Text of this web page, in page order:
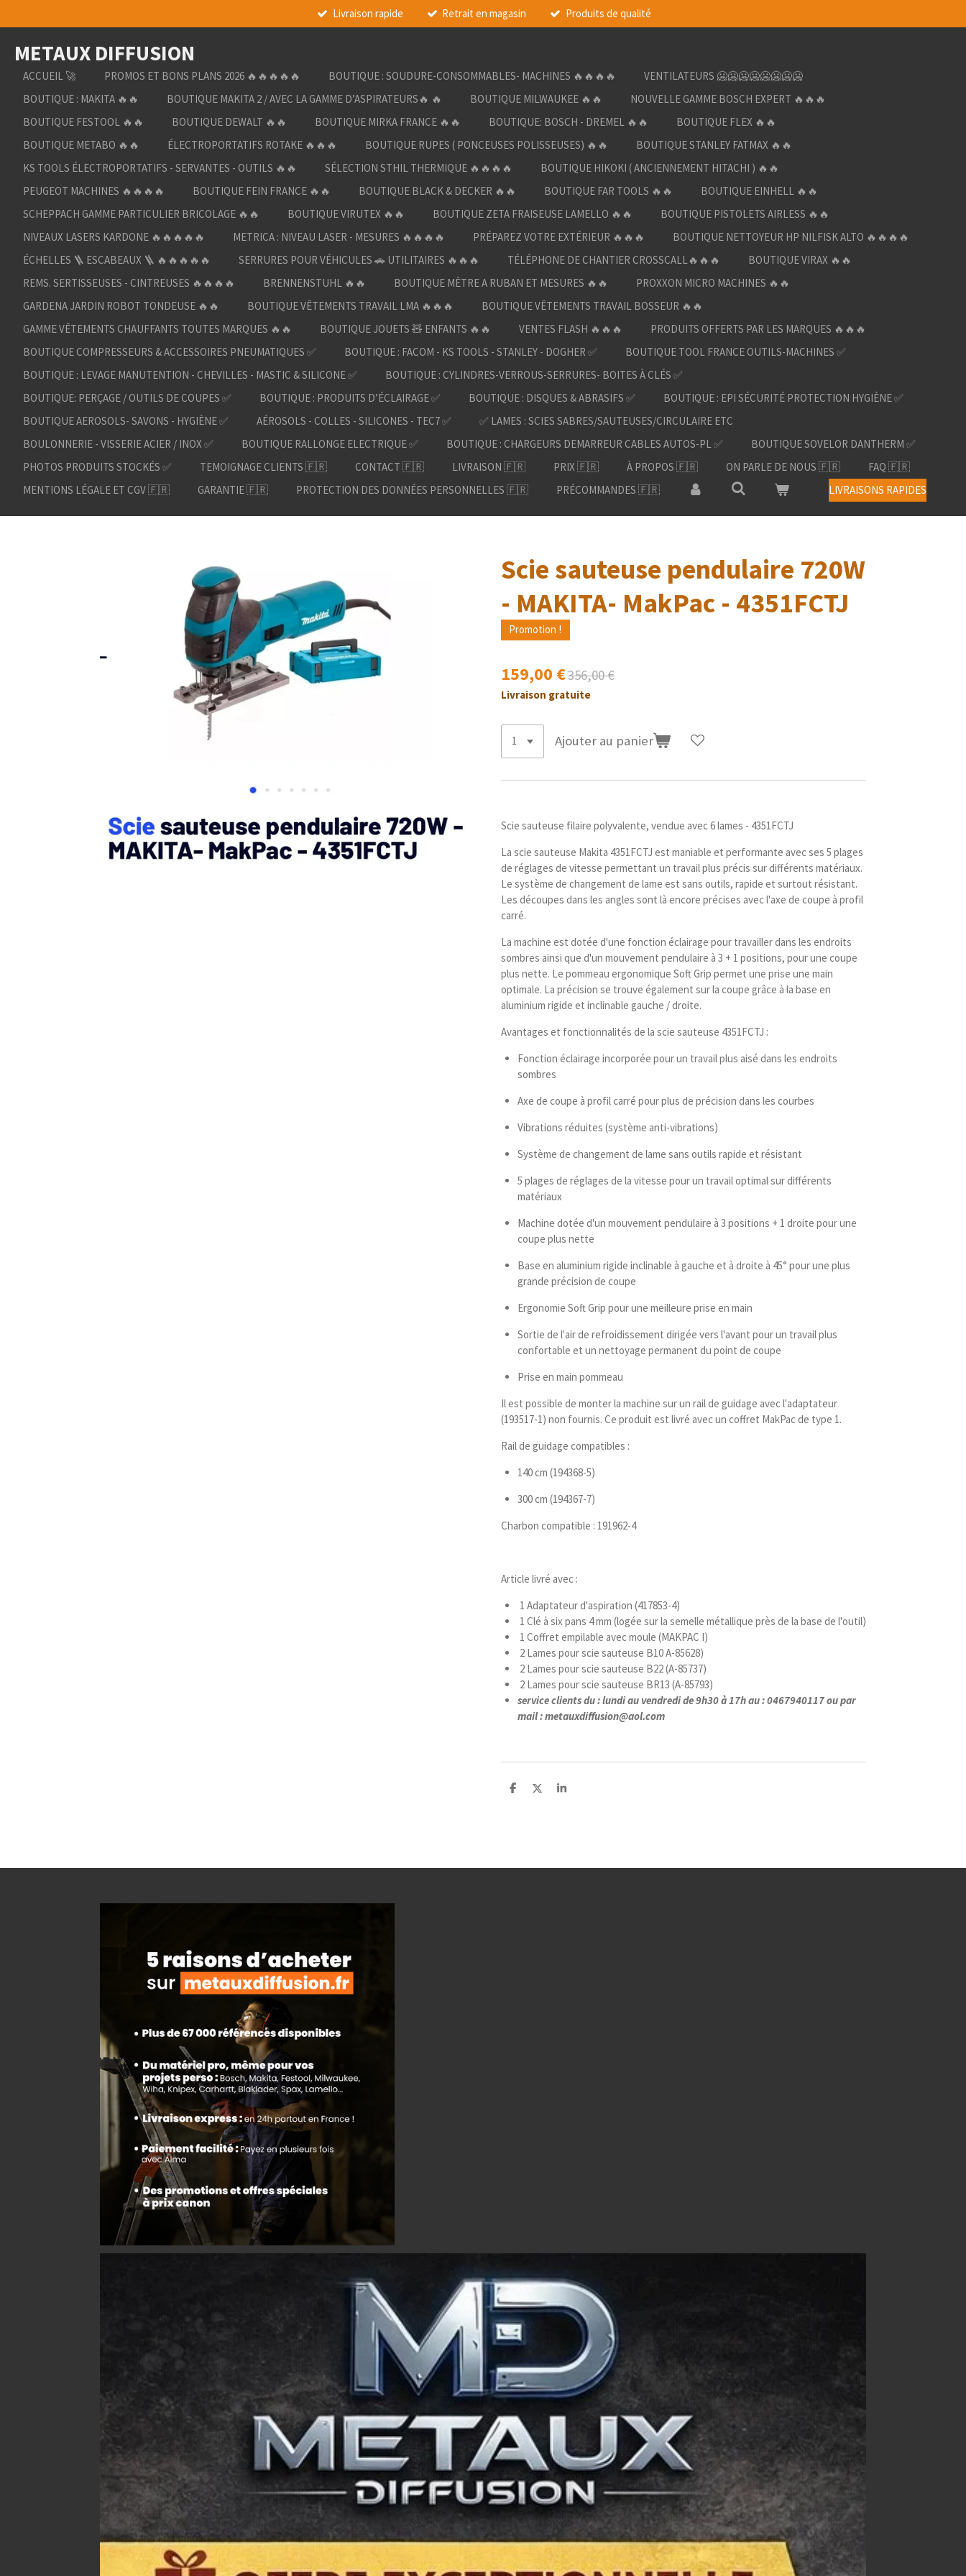
au
contenu
principal
Livraison rapide Retrait en magasin Produits de qualité
METAUX DIFFUSION
ACCUEIL 🚀 PROMOS ET BONS PLANS 2026 🔥🔥🔥🔥🔥 BOUTIQUE : SOUDURE-CONSOMMABLES- MACHINES 🔥🔥🔥🔥
VENTILATEURS 🥶🥶🥶🥶🥶🥶🥶🥶
BOUTIQUE : MAKITA 🔥🔥
BOUTIQUE MAKITA 2 / AVEC LA GAMME D’ASPIRATEURS🔥 🔥 BOUTIQUE MILWAUKEE 🔥🔥
NOUVELLE GAMME BOSCH EXPERT 🔥🔥🔥
BOUTIQUE FESTOOL 🔥🔥
BOUTIQUE DEWALT 🔥🔥 BOUTIQUE MIRKA FRANCE 🔥🔥 BOUTIQUE: BOSCH - DREMEL 🔥🔥
BOUTIQUE FLEX 🔥🔥
BOUTIQUE METABO 🔥🔥
ÉLECTROPORTATIFS ROTAKE 🔥🔥🔥 BOUTIQUE RUPES ( PONCEUSES POLISSEUSES) 🔥🔥
BOUTIQUE STANLEY FATMAX 🔥🔥
KS TOOLS ÉLECTROPORTATIFS - SERVANTES - OUTILS 🔥🔥
SÉLECTION STHIL THERMIQUE 🔥🔥🔥🔥
BOUTIQUE HIKOKI ( ANCIENNEMENT HITACHI ) 🔥🔥
PEUGEOT MACHINES 🔥🔥🔥🔥
BOUTIQUE FEIN FRANCE 🔥🔥 BOUTIQUE BLACK & DECKER 🔥🔥 BOUTIQUE FAR TOOLS 🔥🔥
BOUTIQUE EINHELL 🔥🔥
SCHEPPACH GAMME PARTICULIER BRICOLAGE 🔥🔥
BOUTIQUE VIRUTEX 🔥🔥 BOUTIQUE ZETA FRAISEUSE LAMELLO 🔥🔥
BOUTIQUE PISTOLETS AIRLESS 🔥🔥
NIVEAUX LASERS KARDONE 🔥🔥🔥🔥🔥
METRICA : NIVEAU LASER - MESURES 🔥🔥🔥🔥 PRÉPAREZ VOTRE EXTÉRIEUR 🔥🔥🔥
BOUTIQUE NETTOYEUR HP NILFISK ALTO 🔥🔥🔥🔥
ÉCHELLES 🪜 ESCABEAUX 🪜 🔥🔥🔥🔥🔥
SERRURES POUR VÉHICULES 🚗 UTILITAIRES 🔥🔥🔥 TÉLÉPHONE DE CHANTIER CROSSCALL🔥🔥🔥
BOUTIQUE VIRAX 🔥🔥
REMS. SERTISSEUSES - CINTREUSES 🔥🔥🔥🔥
BRENNENSTUHL 🔥🔥 BOUTIQUE MÈTRE A RUBAN ET MESURES 🔥🔥
PROXXON MICRO MACHINES 🔥🔥
GARDENA JARDIN ROBOT TONDEUSE 🔥🔥
BOUTIQUE VÊTEMENTS TRAVAIL LMA 🔥🔥🔥
BOUTIQUE VÊTEMENTS TRAVAIL BOSSEUR 🔥🔥
GAMME VÊTEMENTS CHAUFFANTS TOUTES MARQUES 🔥🔥
BOUTIQUE JOUETS 🧸 ENFANTS 🔥🔥 VENTES FLASH 🔥🔥🔥
PRODUITS OFFERTS PAR LES MARQUES 🔥🔥🔥
BOUTIQUE COMPRESSEURS & ACCESSOIRES PNEUMATIQUES ✅
BOUTIQUE : FACOM - KS TOOLS - STANLEY - DOGHER ✅
BOUTIQUE TOOL FRANCE OUTILS-MACHINES ✅
BOUTIQUE : LEVAGE MANUTENTION - CHEVILLES - MASTIC & SILICONE ✅
BOUTIQUE : CYLINDRES-VERROUS-SERRURES- BOITES À CLÉS ✅
BOUTIQUE: PERÇAGE / OUTILS DE COUPES ✅
BOUTIQUE : PRODUITS D’ÉCLAIRAGE ✅ BOUTIQUE : DISQUES & ABRASIFS ✅
BOUTIQUE : EPI SÉCURITÉ PROTECTION HYGIÈNE ✅
BOUTIQUE AEROSOLS- SAVONS - HYGIÈNE ✅
AÉROSOLS - COLLES - SILICONES - TEC7 ✅
✅ LAMES : SCIES SABRES/SAUTEUSES/CIRCULAIRE ETC
BOULONNERIE - VISSERIE ACIER / INOX ✅
BOUTIQUE RALLONGE ELECTRIQUE ✅ BOUTIQUE : CHARGEURS DEMARREUR CABLES AUTOS-PL ✅
BOUTIQUE SOVELOR DANTHERM ✅
PHOTOS PRODUITS STOCKÉS ✅
TEMOIGNAGE CLIENTS 🇫🇷 CONTACT 🇫🇷 LIVRAISON 🇫🇷 PRIX 🇫🇷 À PROPOS 🇫🇷 ON PARLE DE NOUS 🇫🇷
FAQ 🇫🇷
MENTIONS LÉGALE ET CGV 🇫🇷
GARANTIE 🇫🇷 PROTECTION DES DONNÉES PERSONNELLES 🇫🇷 PRÉCOMMANDES 🇫🇷 LIVRAISONS RAPIDES
Scie sauteuse pendulaire 720W
- MAKITA- MakPac - 4351FCTJ
Promotion !
159,00 €356,00 €
Livraison gratuite
Ajouter au panier
Scie sauteuse filaire polyvalente, vendue avec 6 lames - 4351FCTJ
La scie sauteuse Makita 4351FCTJ est maniable et performante avec ses 5 plages
de réglages de vitesse permettant un travail plus précis sur différents matériaux.
Le système de changement de lame est sans outils, rapide et surtout résistant.
Les découpes dans les angles sont là encore précises avec l'axe de coupe à profil
carré.
La machine est dotée d'une fonction éclairage pour travailler dans les endroits
sombres ainsi que d'un mouvement pendulaire à 3 + 1 positions, pour une coupe
plus nette. Le pommeau ergonomique Soft Grip permet une prise une main
optimale. La précision se trouve également sur la coupe grâce à la base en
aluminium rigide et inclinable gauche / droite.
Avantages et fonctionnalités de la scie sauteuse 4351FCTJ :
Fonction éclairage incorporée pour un travail plus aisé dans les endroits
sombres
Axe de coupe à profil carré pour plus de précision dans les courbes
Vibrations réduites (système anti-vibrations)
Système de changement de lame sans outils rapide et résistant
5 plages de réglages de la vitesse pour un travail optimal sur différents
matériaux
Machine dotée d'un mouvement pendulaire à 3 positions + 1 droite pour une
coupe plus nette
Base en aluminium rigide inclinable à gauche et à droite à 45° pour une plus
grande précision de coupe
Ergonomie Soft Grip pour une meilleure prise en main
Sortie de l'air de refroidissement dirigée vers l'avant pour un travail plus
confortable et un nettoyage permanent du point de coupe
Prise en main pommeau
Il est possible de monter la machine sur un rail de guidage avec l'adaptateur
(193517-1) non fournis. Ce produit est livré avec un coffret MakPac de type 1.
Rail de guidage compatibles :
140 cm (194368-5)
300 cm (194367-7)
Charbon compatible : 191962-4
Article livré avec :
1 Adaptateur d'aspiration (417853-4)
1 Clé à six pans 4 mm (logée sur la semelle métallique près de la base de l'outil)
1 Coffret empilable avec moule (MAKPAC I)
2 Lames pour scie sauteuse B10 A-85628)
2 Lames pour scie sauteuse B22 (A-85737)
2 Lames pour scie sauteuse BR13 (A-85793)
service clients du : lundi au vendredi de 9h30 à 17h au : 0467940117 ou par
mail : metauxdiffusion@aol.com
P
r
P
r
P
r